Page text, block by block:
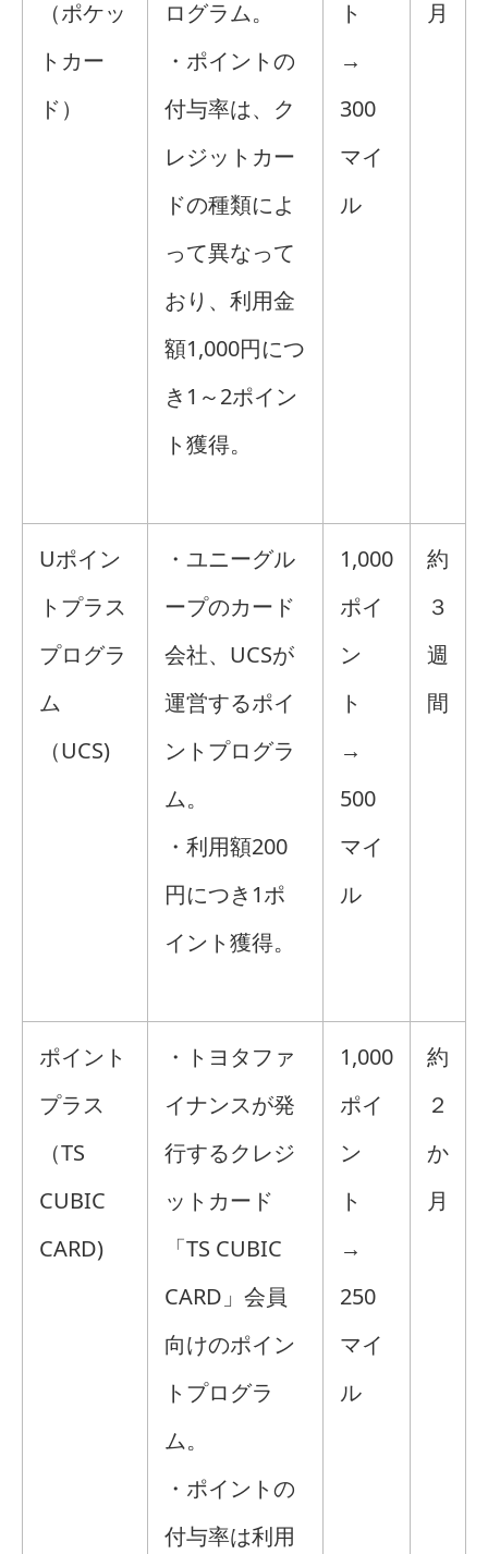
（ポケッ
トカー
ド）
ログラム。
・ポイントの
付与率は、ク
レジットカー
ドの種類によ
って異なって
おり、利用金
額1,000円につ
き1～2ポイン
ト獲得。
ト
→
300
マイ
ル
月
Uポイン
トプラス
プログラ
ム
（UCS)
・ユニーグル
ープのカード
会社、UCSが
運営するポイ
ントプログラ
ム。
・利用額200
円につき1ポ
イント獲得。
1,000
ポイ
ン
ト
→
500
マイ
ル
約
３
週
間
ポイント
プラス
（TS
CUBIC
CARD)
・トヨタファ
イナンスが発
行するクレジ
ットカード
「TS CUBIC
CARD」会員
向けのポイン
トプログラ
ム。
・ポイントの
付与率は利用
1,000
ポイ
ン
ト
→
250
マイ
ル
約
２
か
月